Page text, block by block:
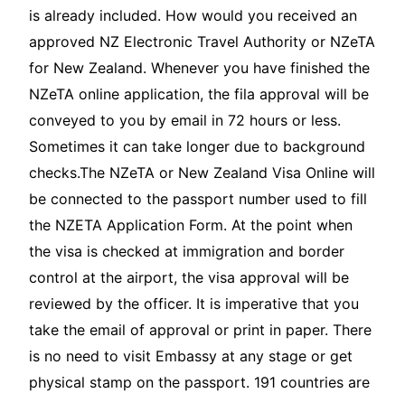
is already included. How would you received an
approved NZ Electronic Travel Authority or NZeTA
for New Zealand. Whenever you have finished the
NZeTA online application, the fila approval will be
conveyed to you by email in 72 hours or less.
Sometimes it can take longer due to background
checks.The NZeTA or New Zealand Visa Online will
be connected to the passport number used to fill
the NZETA Application Form. At the point when
the visa is checked at immigration and border
control at the airport, the visa approval will be
reviewed by the officer. It is imperative that you
take the email of approval or print in paper. There
is no need to visit Embassy at any stage or get
physical stamp on the passport. 191 countries are